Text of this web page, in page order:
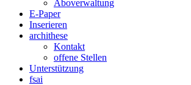
Aboverwaltung
E-Paper
Inserieren
archithese
Kontakt
offene Stellen
Unterstützung
fsai